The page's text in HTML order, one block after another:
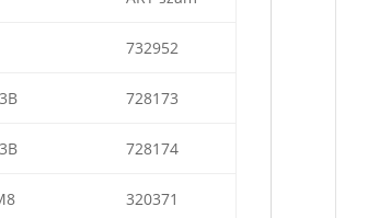
732952
728173
728174
320371